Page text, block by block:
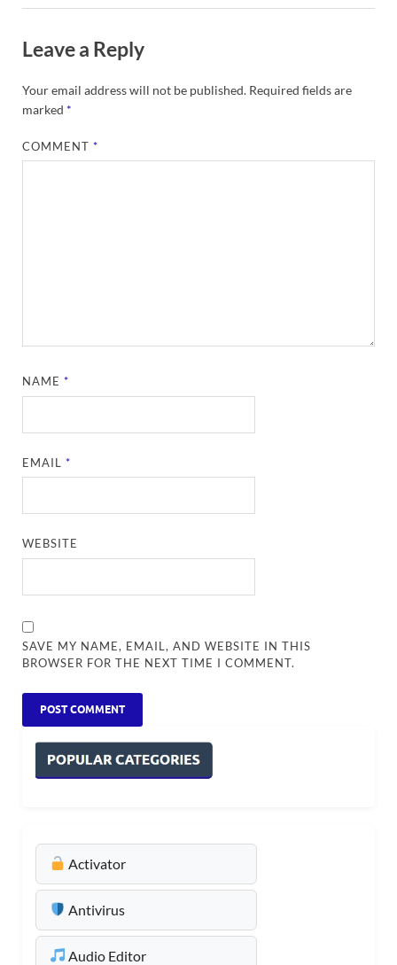
Leave a Reply
Your email address will not be published. Required fields are
marked *
COMMENT*
NAME*
EMAIL*
WEBSITE
SAVE MY NAME, EMAIL, AND WEBSITE IN THIS
BROWSER FOR THE NEXT TIME I COMMENT.
Activator
Antivirus
Audio Editor